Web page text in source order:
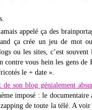
appelé ça des
ça crée un jeu de mot
ou les sites, c’est souvent
contre vous hein les gens de
le + date ».
de son blog génialement
imposé : le documentaire
de toute la télé. A voir